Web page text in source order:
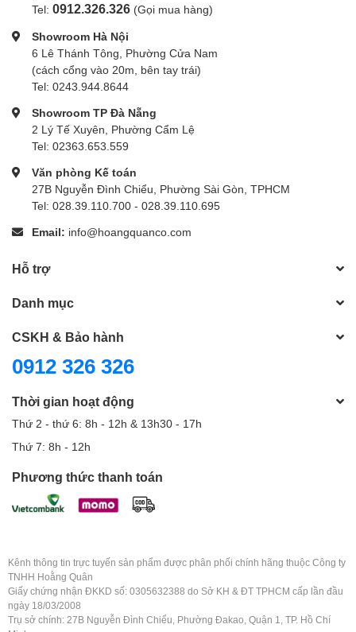
Tel: 0912.326.326 (Gọi mua hàng)
Showroom Hà Nội
6 Lê Thánh Tông, Phường Cửa Nam
(cách cổng vào 20m, bên tay trái)
Tel: 0243.944.8644
Showroom TP Đà Nẵng
2 Lý Tế Xuyên, Phường Cẩm Lệ
Tel: 02363.653.559
Văn phòng Kế toán
27B Nguyễn Đình Chiểu, Phường Sài Gòn, TPHCM
Tel: 028.39.110.700 - 028.39.110.695
Email: info@hoangquanco.com
Hỗ trợ
Danh mục
CSKH & Bảo hành
0912 326 326
Thời gian hoạt động
Thứ 2 - thứ 6: 8h - 12h & 13h30 - 17h
Thứ 7: 8h - 12h
Phương thức thanh toán
Kênh thông tin trực tuyến sản phẩm được phân phối chính hãng thuộc Công ty
TNHH Hoằng Quân
Giấy chứng nhận ĐKKD số: 0305632388 do Sở KH & ĐT TPHCM cấp lần đầu
ngày 18/03/2008
Trụ sở chính: 27B Nguyễn Đình Chiểu, Phường Đakao, Quận 1, TP. Hồ Chí